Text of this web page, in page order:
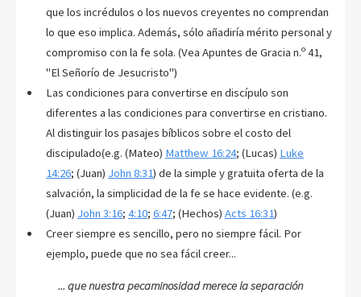
que los incrédulos o los nuevos creyentes no comprendan
lo que eso implica. Además, sólo añadiría mérito personal y
compromiso con la fe sola. (Vea Apuntes de Gracia n.º 41,
"El Señorío de Jesucristo")
Las condiciones para convertirse en discípulo son
diferentes a las condiciones para convertirse en cristiano.
Al distinguir los pasajes bíblicos sobre el costo del
discipulado(e.g. (Mateo) Matthew 16:24; (Lucas) Luke
14:26; (Juan) John 8:31) de la simple y gratuita oferta de la
salvación, la simplicidad de la fe se hace evidente. (e.g.
(Juan) John 3:16; 4:10; 6:47; (Hechos) Acts 16:31)
Creer siempre es sencillo, pero no siempre fácil. Por
ejemplo, puede que no sea fácil creer...
... que nuestra pecaminosidad merece la separación